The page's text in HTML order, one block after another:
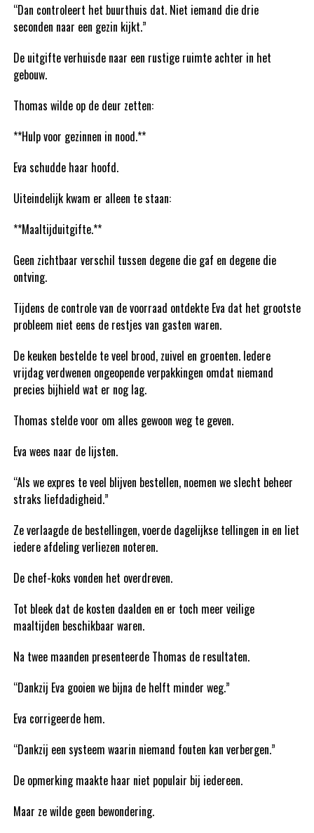
“Dan controleert het buurthuis dat. Niet iemand die drie
seconden naar een gezin kijkt.”
De uitgifte verhuisde naar een rustige ruimte achter in het
gebouw.
Thomas wilde op de deur zetten:
**Hulp voor gezinnen in nood.**
Eva schudde haar hoofd.
Uiteindelijk kwam er alleen te staan:
**Maaltijduitgifte.**
Geen zichtbaar verschil tussen degene die gaf en degene die
ontving.
Tijdens de controle van de voorraad ontdekte Eva dat het grootste
probleem niet eens de restjes van gasten waren.
De keuken bestelde te veel brood, zuivel en groenten. Iedere
vrijdag verdwenen ongeopende verpakkingen omdat niemand
precies bijhield wat er nog lag.
Thomas stelde voor om alles gewoon weg te geven.
Eva wees naar de lijsten.
“Als we expres te veel blijven bestellen, noemen we slecht beheer
straks liefdadigheid.”
Ze verlaagde de bestellingen, voerde dagelijkse tellingen in en liet
iedere afdeling verliezen noteren.
De chef-koks vonden het overdreven.
Tot bleek dat de kosten daalden en er toch meer veilige
maaltijden beschikbaar waren.
Na twee maanden presenteerde Thomas de resultaten.
“Dankzij Eva gooien we bijna de helft minder weg.”
Eva corrigeerde hem.
“Dankzij een systeem waarin niemand fouten kan verbergen.”
De opmerking maakte haar niet populair bij iedereen.
Maar ze wilde geen bewondering.